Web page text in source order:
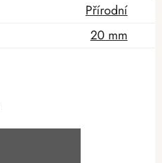
Přírodní
20 mm